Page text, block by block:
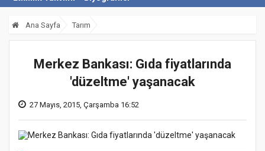
Ana Sayfa Tarım
Merkez Bankası: Gıda fiyatlarında
'düzeltme' yaşanacak
27 Mayıs, 2015, Çarşamba 16:52